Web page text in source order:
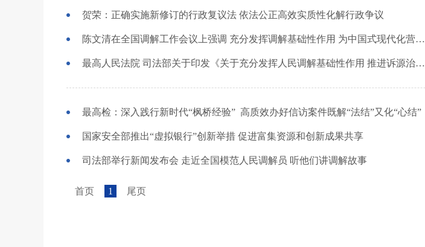
贺荣：正确实施新修订的行政复议法 依法公正高效实质性化解行政争议
陈文清在全国调解工作会议上强调 充分发挥调解基础性作用 为中国式现代化营造和谐稳定社会环境
最高人民法院 司法部关于印发《关于充分发挥人民调解基础性作用 推进诉源治理的意见》的通知
最高检：深入践行新时代“枫桥经验” 高质效办好信访案件既解“法结”又化“心结”
国家安全部推出“虚拟银行”创新举措 促进富集资源和创新成果共享
司法部举行新闻发布会 走近全国模范人民调解员 听他们讲调解故事
首页 1 尾页